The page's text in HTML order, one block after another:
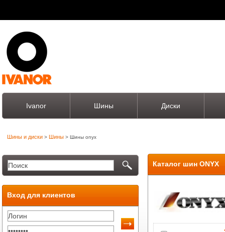
Ivanor Шины Диски
Шины и диски > Шины > Шины onyx
Вход для клиентов
Каталог шин ONYX